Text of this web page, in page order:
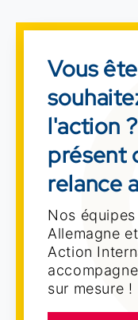
Vous
l'action
présent
relance
Nos
Allemagne
Action
sur mesure !